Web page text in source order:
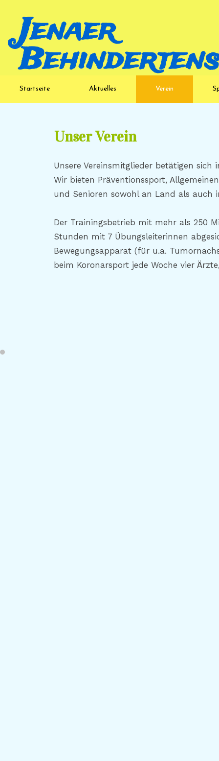
Jenaer
Startseite Aktuelles Verein
Unser Verein
Unsere Vereinsmitglieder betätigen
Wir bieten Präventionssport,
und Senioren sowohl an Land als auch
Der Trainingsbetrieb mit mehr als 250
Stunden mit 7 Übungsleiterinnen
Bewegungsapparat (für u.a.
beim Koronarsport jede Woche vier